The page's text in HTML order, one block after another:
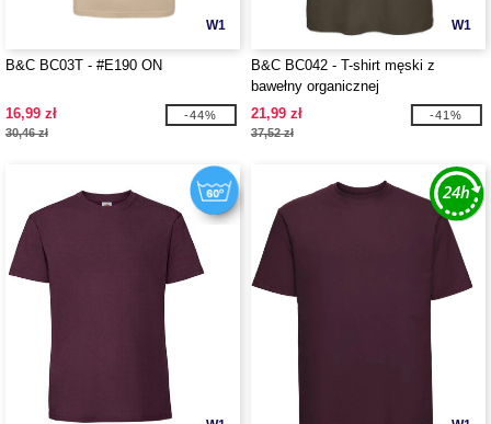
W1
B&C BC03T - #E190 ON
16,99 zł
30,46 zł
-44%
W1
B&C BC042 - T-shirt męski z
bawełny organicznej
21,99 zł
37,52 zł
-41%